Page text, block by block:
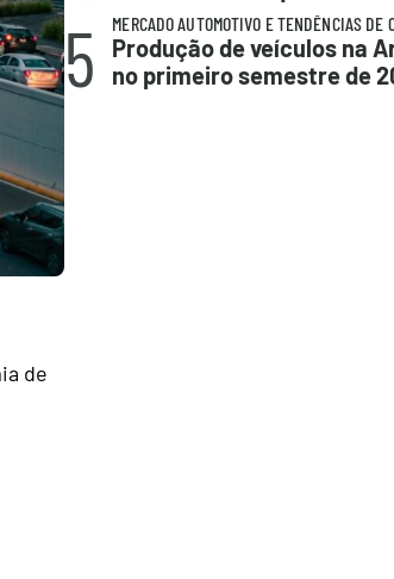
de
5 MERCADO AUTOMOTIVO E TENDÊNCIAS DE
Produção de veículos na
no primeiro semestre de